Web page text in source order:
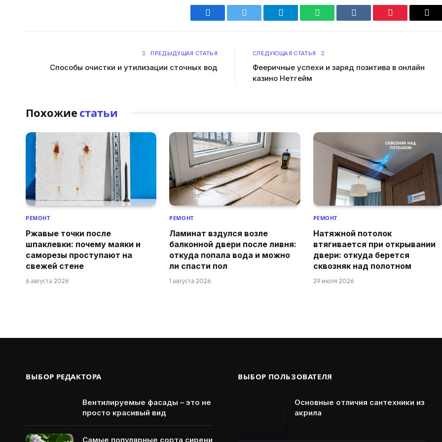
Facebook Twitter Telegram WhatsAppVKontaktePinterest
ПРЕДЫДУЩАЯ СТАТЬЯ
Способы очистки и утилизации сточных вод
СЛЕДУЮЩАЯ СТАТЬЯ
Фееричные успехи и заряд позитива в онлайн
казино Нетгейм
Похожие статьи
РЕМОНТ
Ржавые точки после
шпаклевки: почему маяки и
саморезы проступают на
свежей стене
6 августа 2026
РЕМОНТ
Ламинат вздулся возле
балконной двери после ливня:
откуда попала вода и можно
ли спасти пол
1 августа 2026
РЕМОНТ
Натяжной потолок
втягивается при открывании
двери: откуда берется
сквозняк над полотном
29 июля 2026
ВЫБОР РЕДАКТОРА
Вентилируемые фасады – это не
просто красивый вид
Самые популярные сорта сирени
ВЫБОР ПОЛЬЗОВАТЕЛЯ
Основные отличия сантехники из
акрила